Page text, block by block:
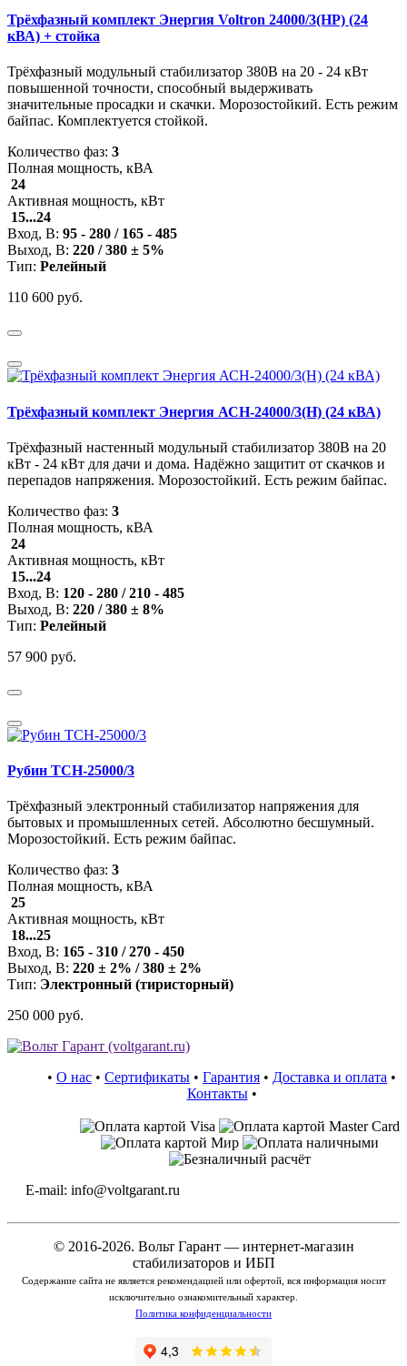
Трёхфазный комплект Энергия Voltron 24000/3(HP) (24
кВА) + стойка
Трёхфазный модульный стабилизатор 380В на 20 - 24 кВт
повышенной точности, способный выдерживать
значительные просадки и скачки. Морозостойкий. Есть режим
байпас. Комплектуется стойкой.
Количество фаз: 3
Полная мощность, кВА
24
Активная мощность, кВт
15...24
Вход, В: 95 - 280 / 165 - 485
Выход, В: 220 / 380 ± 5%
Тип: Релейный
110 600 руб.
Трёхфазный комплект Энергия АСН-24000/3(Н) (24 кВА)
Трёхфазный настенный модульный стабилизатор 380В на 20
кВт - 24 кВт для дачи и дома. Надёжно защитит от скачков и
перепадов напряжения. Морозостойкий. Есть режим байпас.
Количество фаз: 3
Полная мощность, кВА
24
Активная мощность, кВт
15...24
Вход, В: 120 - 280 / 210 - 485
Выход, В: 220 / 380 ± 8%
Тип: Релейный
57 900 руб.
Рубин ТСН-25000/3
Трёхфазный электронный стабилизатор напряжения для
бытовых и промышленных сетей. Абсолютно бесшумный.
Морозостойкий. Есть режим байпас.
Количество фаз: 3
Полная мощность, кВА
25
Активная мощность, кВт
18...25
Вход, В: 165 - 310 / 270 - 450
Выход, В: 220 ± 2% / 380 ± 2%
Тип: Электронный (тиристорный)
250 000 руб.
• О нас • Сертификаты • Гарантия • Доставка и оплата •
Контакты•
E-mail: info@voltgarant.ru
© 2016-2026. Вольт Гарант — интернет-магазин
стабилизаторов и ИБП
Содержание сайта не является рекомендацией или офертой, вся информация носит
исключительно ознакомительный характер.
Политика конфиденциальности